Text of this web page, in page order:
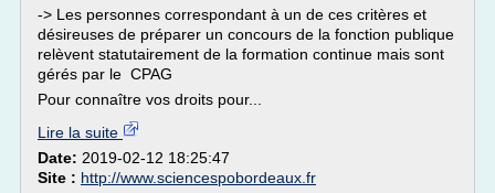
-> Les personnes correspondant à un de ces critères et
désireuses de préparer un concours de la fonction publique
relèvent statutairement de la formation continue mais sont
gérés par le CPAG
Pour connaître vos droits pour...
Lire la suite
Date: 2019-02-12 18:25:47
Site : http://www.sciencespobordeaux.fr